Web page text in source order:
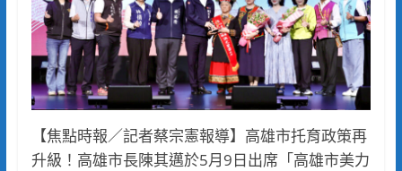
【焦點時報／記者蔡宗憲報導】高雄市托育政策再
升級！高雄市長陳其邁於5月9日出席「高雄市美力